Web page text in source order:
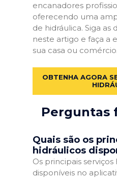
encanadores
oferecendo uma
de hidráulica. Siga as
neste artigo e faça a
sua casa ou comércio.
OBTENHA AGORA
Perguntas
Quais são os
hidráulicos
Os principais serviços
disponíveis no